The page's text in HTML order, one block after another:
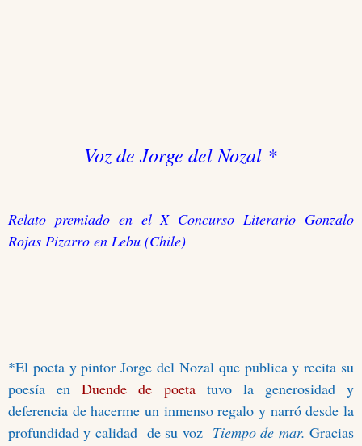
Voz de Jorge del Nozal *
Relato premiado en el X Concurso Literario Gonzalo
Rojas Pizarro en Lebu (Chile)
*El poeta y pintor Jorge del Nozal que publica y recita su
poesía enDuende de poetatuvo la generosidad y
deferencia de hacerme un inmenso regalo y narró desde la
profundidad y calidad de su voz Tiempo de mar.Gracias